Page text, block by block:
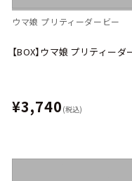
ウマ娘 プリティーダービー
【BOX】ウマ娘 プリティー
¥3,740 (税込)